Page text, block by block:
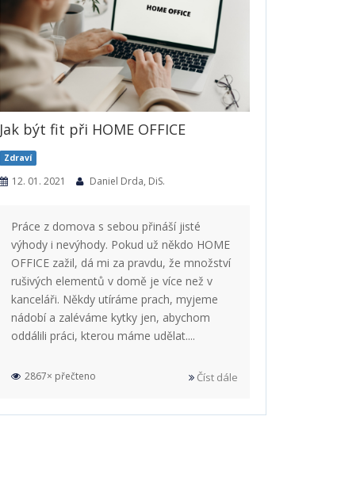
2080× přečteno Číst dále
Jak být fit při HOME OFFICE
Zdraví
12. 01. 2021 Daniel Drda, DiS.
Práce z domova s sebou přináší jisté
výhody i nevýhody. Pokud už někdo HOME
OFFICE zažil, dá mi za pravdu, že množství
rušivých elementů v domě je více než v
kanceláři. Někdy utíráme prach, myjeme
nádobí a zaléváme kytky jen, abychom
oddálili práci, kterou máme udělat....
2867× přečteno Číst dále